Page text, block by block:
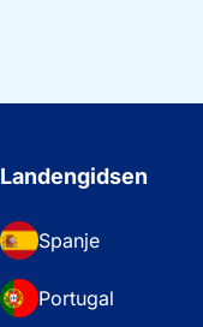
Landengidsen
Spanje
Portugal